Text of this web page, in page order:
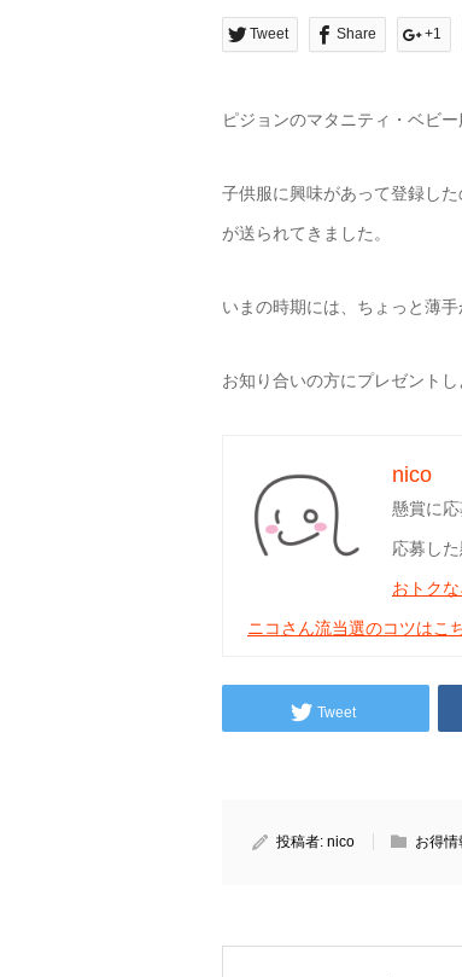
Tweet Share +1
ピジョンのマタニティ・ベビ
子供服に興味があって登録し
が送られてきました。
いまの時期には、ちょっと薄
お知り合いの方にプレゼント
nico
懸賞に
応募し
おトク
ニコさん流当選のコツはこ
Tweet
投稿者: nico お得情